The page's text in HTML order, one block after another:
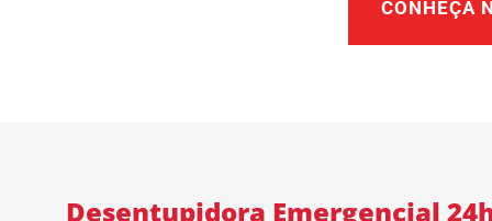
CONHEÇA
Desentupidora Emergencial